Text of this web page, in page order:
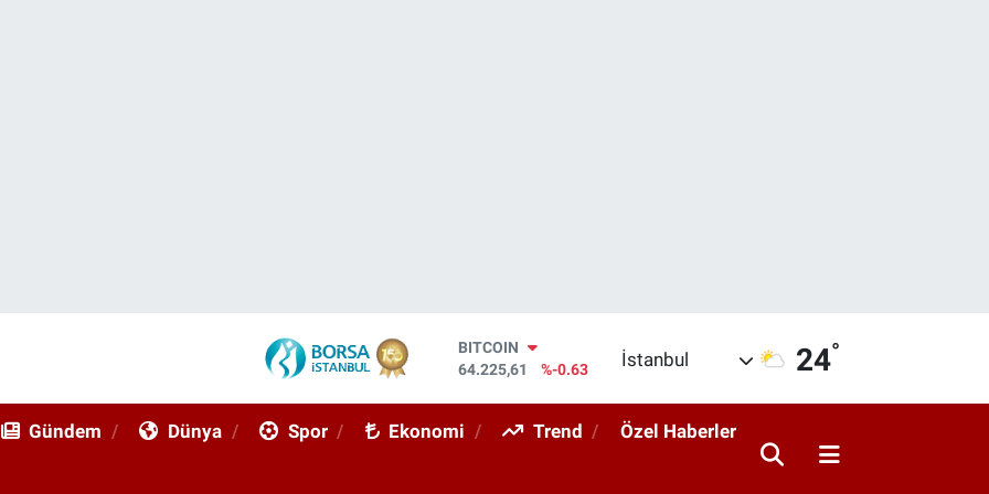
DOLAR
47,7143
%0.16
STERLİN
İstanbul 24°
Gündem Dünya Spor Ekonomi Trend Özel Haberler